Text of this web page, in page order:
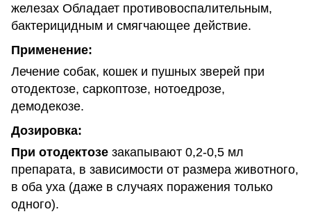
железах Обладает противовоспалительным,
бактерицидным и смягчающее действие.
Применение:
Лечение собак, кошек и пушных зверей при
отодектозе, саркоптозе, нотоедрозе,
демодекозе.
Дозировка:
При отодектозе закапывают 0,2-0,5 мл
препарата, в зависимости от размера животного,
в оба уха (даже в случаях поражения только
одного).